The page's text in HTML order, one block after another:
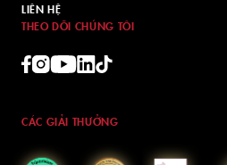
LIÊN HỆ
THEO DÕI CHÚNG TÔI
CÁC GIẢI THƯỞNG